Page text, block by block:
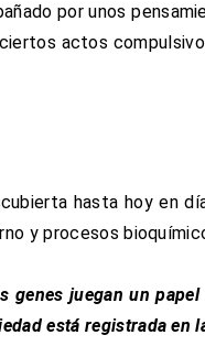
por unos
actos
hasta hoy en
y procesos
genes juegan un
está registrada en